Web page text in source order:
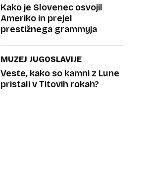
Kako je Slovenec osvojil
Ameriko in prejel
prestižnega grammyja
MUZEJ JUGOSLAVIJE
Veste, kako so kamni z Lune
pristali v Titovih rokah?